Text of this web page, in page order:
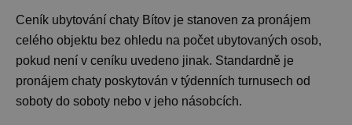
Ceník ubytování chaty Bítov je stanoven za pronájem
celého objektu bez ohledu na počet ubytovaných osob,
pokud není v ceníku uvedeno jinak. Standardně je
pronájem chaty poskytován v týdenních turnusech od
soboty do soboty nebo v jeho násobcích.